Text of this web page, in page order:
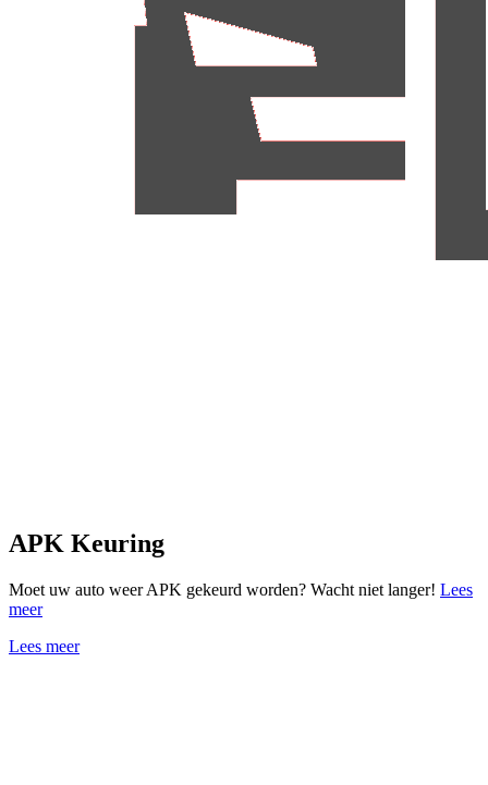
APK Keuring
Moet uw auto weer APK gekeurd worden? Wacht niet langer! Lees
meer
Lees meer